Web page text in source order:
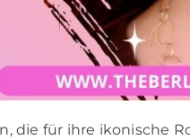
die für ihre ikonische